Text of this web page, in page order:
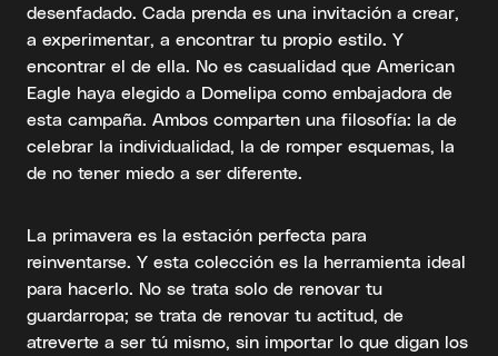
desenfadado. Cada prenda es una invitación a crear,
a experimentar, a encontrar tu propio estilo. Y
encontrar el de ella. No es casualidad que American
Eagle haya elegido a Domelipa como embajadora de
esta campaña. Ambos comparten una filosofía: la de
celebrar la individualidad, la de romper esquemas, la
de no tener miedo a ser diferente.
La primavera es la estación perfecta para
reinventarse. Y esta colección es la herramienta ideal
para hacerlo. No se trata solo de renovar tu
guardarropa; se trata de renovar tu actitud, de
atreverte a ser tú mismo, sin importar lo que digan los